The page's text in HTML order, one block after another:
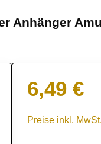
Anhänger
Regulärer Preis:
6,49 €
Preise inkl.